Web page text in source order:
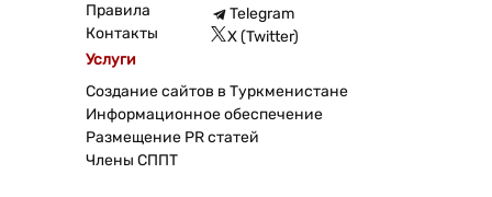
Правила
Контакты
Telegram
X (Twitter)
Услуги
Создание сайтов в Туркменистане
Информационное обеспечение
Размещение PR статей
Члены СППТ